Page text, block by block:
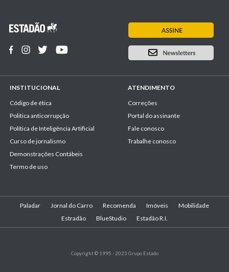
INSTITUCIONAL
Código de ética
Politica anticorrupção
Política de Inteligência Artificial
Curso de jornalismo
Demonstrações Contábeis
Termo de uso
ATENDIMENTO
Correções
Portal do assinante
Fale conosco
Trabalhe conosco
Paladar Jornal do Carro Recomenda Imóveis
Mobilidade
Estradão
BlueStudio Estadão R.I.
Copyright © 1995 - 2023 Grupo Estado